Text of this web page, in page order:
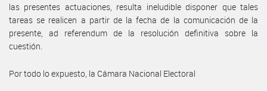
las presentes actuaciones, resulta ineludible disponer que tales
tareas se realicen a partir de la fecha de la comunicación de la
presente, ad referendum de la resolución definitiva sobre la
cuestión.
Por todo lo expuesto, la Cámara Nacional Electoral